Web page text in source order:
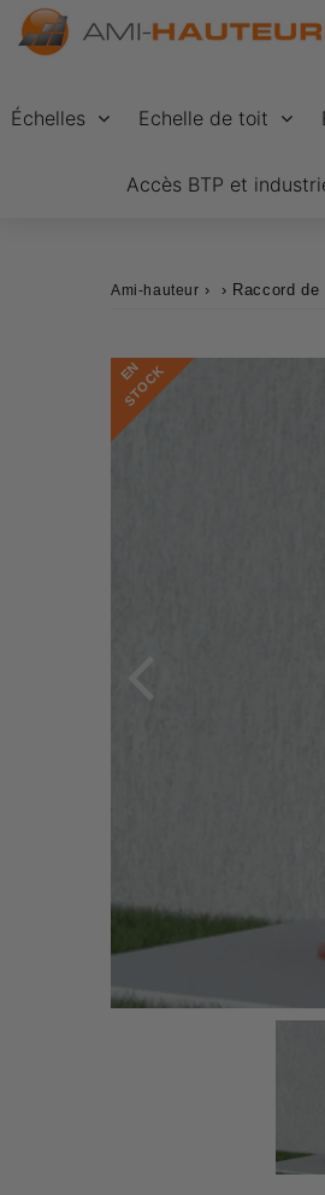
Échelles Echelle de toit
Accès BTP et
Ami-hauteur › › Raccord
E
N
S
T
O
C
K